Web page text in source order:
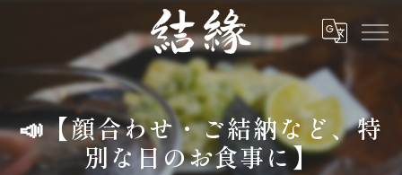
📣【顔合わせ・ご結納など、特
別な日のお食事に】